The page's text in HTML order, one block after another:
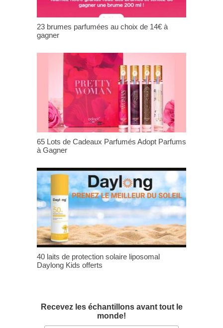
23 brumes parfumées au choix de 14€ à
gagner
65 Lots de Cadeaux Parfumés Adopt Parfums
à Gagner
40 laits de protection solaire liposomal
Daylong Kids offerts
Recevez les échantillons avant tout le
monde!